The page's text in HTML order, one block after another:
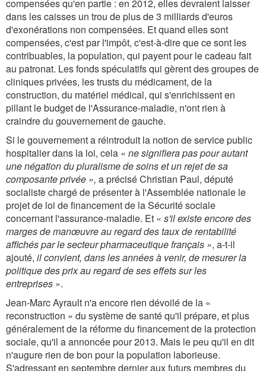
compensées qu'en partie : en 2012, elles devraient laisser
dans les caisses un trou de plus de 3 milliards d'euros
d'exonérations non compensées. Et quand elles sont
compensées, c'est par l'impôt, c'est-à-dire que ce sont les
contribuables, la population, qui payent pour le cadeau fait
au patronat. Les fonds spéculatifs qui gèrent des groupes de
cliniques privées, les trusts du médicament, de la
construction, du matériel médical, qui s'enrichissent en
pillant le budget de l'Assurance-maladie, n'ont rien à
craindre du gouvernement de gauche.
Si le gouvernement a réintroduit la notion de service public
hospitalier dans la loi, cela « ne signifiera pas pour autant
une négation du pluralisme de soins et un rejet de sa
composante privée », a précisé Christian Paul, député
socialiste chargé de présenter à l'Assemblée nationale le
projet de loi de financement de la Sécurité sociale
concernant l'assurance-maladie. Et « s'il existe encore des
marges de manœuvre au regard des taux de rentabilité
affichés par le secteur pharmaceutique français », a-t-il
ajouté, il convient, dans les années à venir, de mesurer la
politique des prix au regard de ses effets sur les
entreprises ».
Jean-Marc Ayrault n'a encore rien dévoilé de la «
reconstruction » du système de santé qu'il prépare, et plus
généralement de la réforme du financement de la protection
sociale, qu'il a annoncée pour 2013. Mais le peu qu'il en dit
n'augure rien de bon pour la population laborieuse.
S'adressant en septembre dernier aux futurs membres du